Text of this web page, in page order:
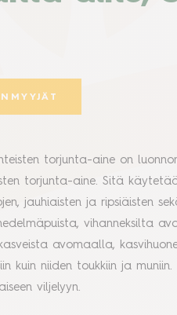
torjunta-aine on
torjunta-aine. Sitä
jauhiaisten ja ripsiäisten
hedelmäpuista, vihanneksilta
avomaalla,
kuin niiden toukkiin ja
viljelyyn.